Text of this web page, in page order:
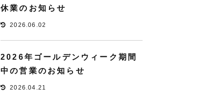
休業のお知らせ
2026.06.02
2026年ゴールデンウィーク期間
中の営業のお知らせ
2026.04.21